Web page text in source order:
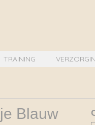
TRAINING
Blauw